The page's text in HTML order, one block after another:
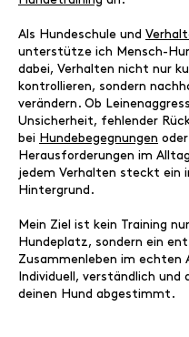
Als Hundeschule und
unterstütze ich Mensch-
dabei, Verhalten nicht nur
kontrollieren, sondern
verändern. Ob
Unsicherheit, fehlender
bei
Hundebegegnungen oder
Herausforderungen im
jedem Verhalten steckt ein
Hintergrund.
Mein Ziel ist kein Training
Hundeplatz, sondern ein
Zusammenleben im echten
Individuell, verständlich und
deinen Hund abgestimmt.